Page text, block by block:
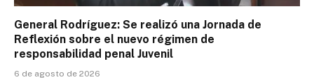
General Rodríguez: Se realizó una Jornada de
Reflexión sobre el nuevo régimen de
responsabilidad penal Juvenil
6 de agosto de 2026